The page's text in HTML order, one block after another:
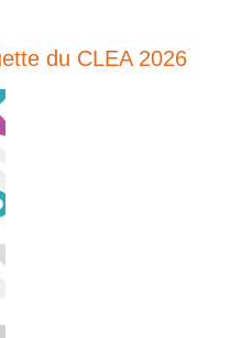
du CLEA 2026